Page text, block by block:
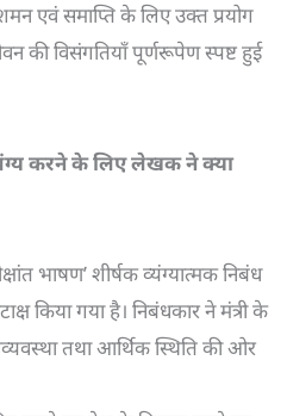
एवं समाप्ति के लिए उक्त प्रयोग
की विसंगतियाँ पूर्णरूपेण स्पष्ट हुई
करने के लिए लेखक ने क्या
भाषण’ शीर्षक व्यंग्यात्मक निबंध
किया गया है। निबंधकार ने मंत्री के
तथा आर्थिक स्थिति की ओर